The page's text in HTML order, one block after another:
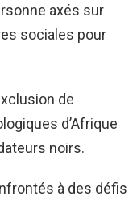
axés sur
sociales pour
de
d’Afrique
noirs.
à des défis